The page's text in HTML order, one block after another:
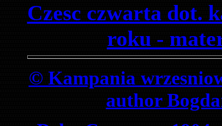
Czesc czwarta dot.
roku -
© Kampania
author